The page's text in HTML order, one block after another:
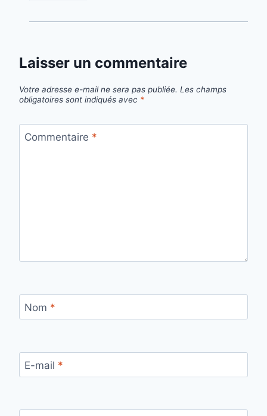
Laisser un commentaire
Votre adresse e-mail ne sera pas publiée. Les champs
obligatoires sont indiqués avec *
Commentaire *
Nom *
E-mail *